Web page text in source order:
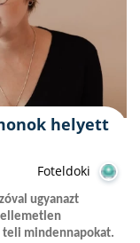
helyett
Foteldoki
ugyanazt
teli mindennapokat.